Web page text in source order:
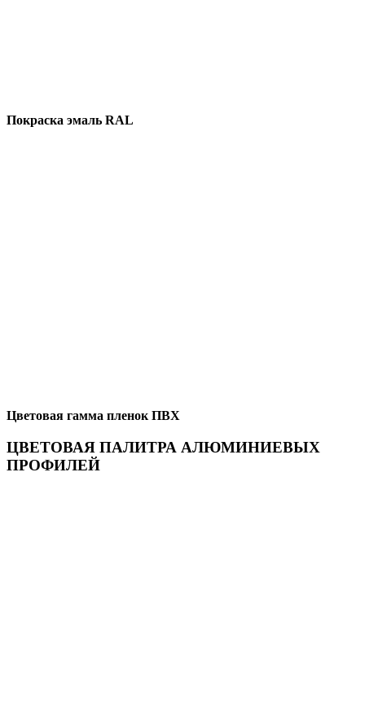
Покраска эмаль RAL
Цветовая гамма пленок ПВХ
ЦВЕТОВАЯ ПАЛИТРА АЛЮМИНИЕВЫХ
ПРОФИЛЕЙ